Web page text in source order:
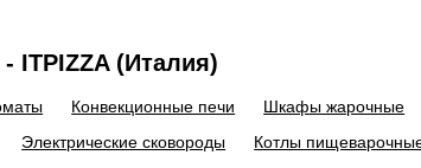
ITPIZZA (Италия)
Конвекционные печи Шкафы жарочные
Электрические сковороды Котлы